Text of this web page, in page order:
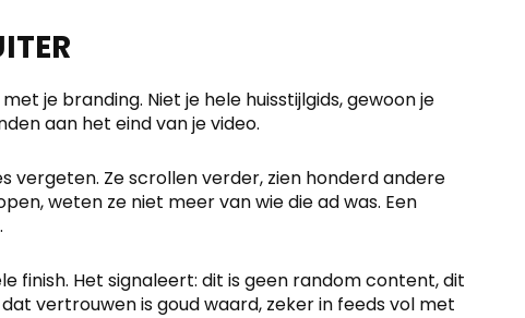
je branding. Niet je hele huisstijlgids, gewoon je
aan het eind van je video.
vergeten. Ze scrollen verder, zien honderd andere
weten ze niet meer van wie die ad was. Een
finish. Het signaleert: dit is geen random content, dit
vertrouwen is goud waard, zeker in feeds vol met